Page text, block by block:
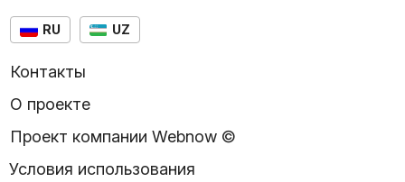
RU UZ
Контакты
О проекте
Проект компании Webnow ©
Условия использования